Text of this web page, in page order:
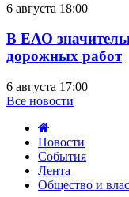
6 августа 18:00
В ЕАО
дорожных работ
6 августа 17:00
Все новости
Новости
События
Лента
Общество и